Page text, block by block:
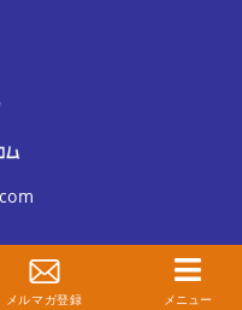
メルマガ登録 メニュー